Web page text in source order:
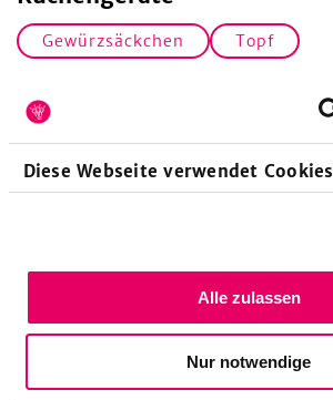
Diese Webseite verwendet Cookies
Alle zulassen
Nur notwendige
Gewürzsäckchen Topf
Dazu passt ...
Vorbereitungszeit
Stunden Koch-/Backzeit